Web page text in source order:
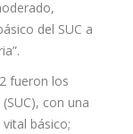
del SUC a
fueron los
con una
básico;